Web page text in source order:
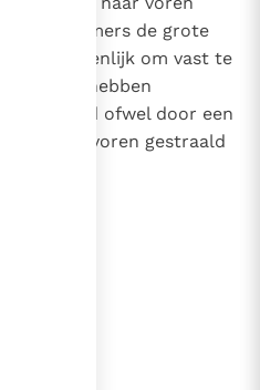
zijn. Immers de grote
ons openlijk om vast te
die wij hebben
een woord ofwel door een
die tevoren gestraald